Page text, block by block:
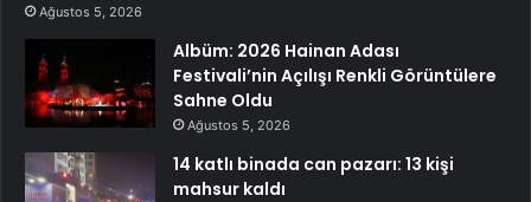
Ağustos 5, 2026
Albüm: 2026 Hainan Adası
Festivali’nin Açılışı Renkli Görüntülere
Sahne Oldu
Ağustos 5, 2026
14 katlı binada can pazarı: 13 kişi
mahsur kaldı